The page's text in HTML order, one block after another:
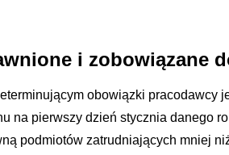
i zobowiązane
obowiązki pracodawcy
na pierwszy dzień stycznia danego
podmiotów zatrudniających mniej